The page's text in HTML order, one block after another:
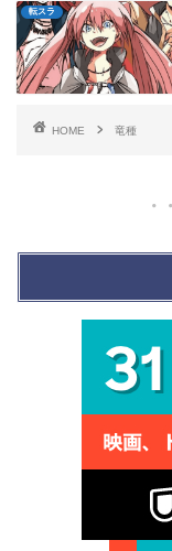
転スラ
HOME 竜種